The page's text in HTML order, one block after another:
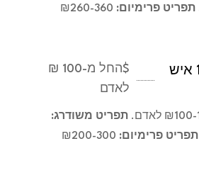
תפריט פרימיום: ₪260-360
אירוע גדול (150 איש
$
החל מ-100 ₪
לאדם
תפריט משודרג:
תפריט פרימיום: ₪200-300